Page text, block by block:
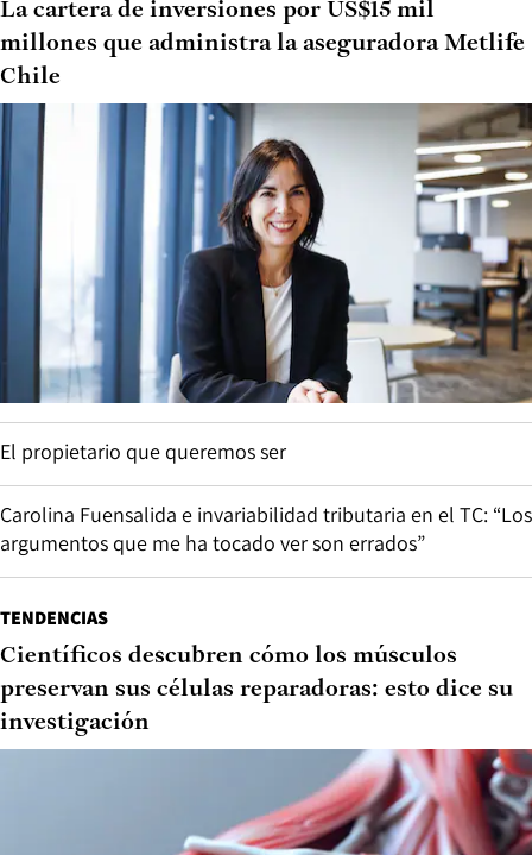
La cartera de inversiones por US$15 mil
millones que administra la aseguradora Metlife
Chile
El propietario que queremos ser
Carolina Fuensalida e invariabilidad tributaria en el TC: “Los
argumentos que me ha tocado ver son errados”
TENDENCIAS
Científicos descubren cómo los músculos
preservan sus células reparadoras: esto dice su
investigación